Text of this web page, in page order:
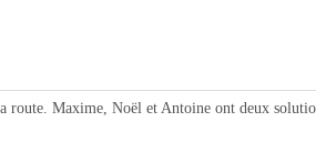
Maxime, Noël et Antoine ont deux